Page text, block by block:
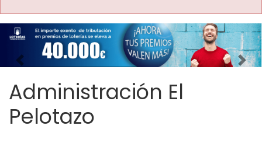
Imagen anterior
Administración El
Pelotazo